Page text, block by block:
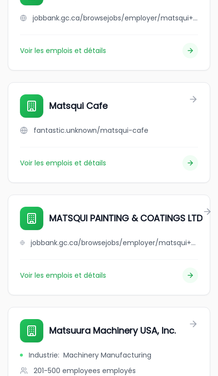
jobbank.gc.ca/browsejobs/employer/matsqui+cafe/ca
Voir les emplois et détails
Matsqui Cafe
fantastic.unknown/matsqui-cafe
Voir les emplois et détails
MATSQUI PAINTING & COATINGS LTD
jobbank.gc.ca/browsejobs/employer/matsqui+painting+%26+coatings+ltd/ca
Voir les emplois et détails
Matsuura Machinery USA, Inc.
Industrie: Machinery Manufacturing
201-500 employees employés